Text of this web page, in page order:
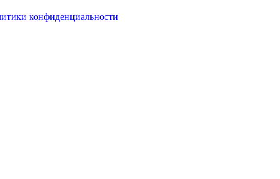
конфиденциальности